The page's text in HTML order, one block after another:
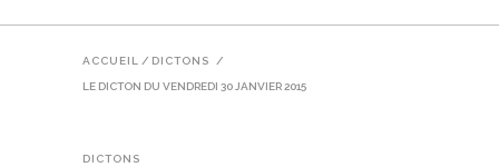
ACCUEIL / DICTONS /
LE DICTON DU VENDREDI 30 JANVIER 2015
DICTONS